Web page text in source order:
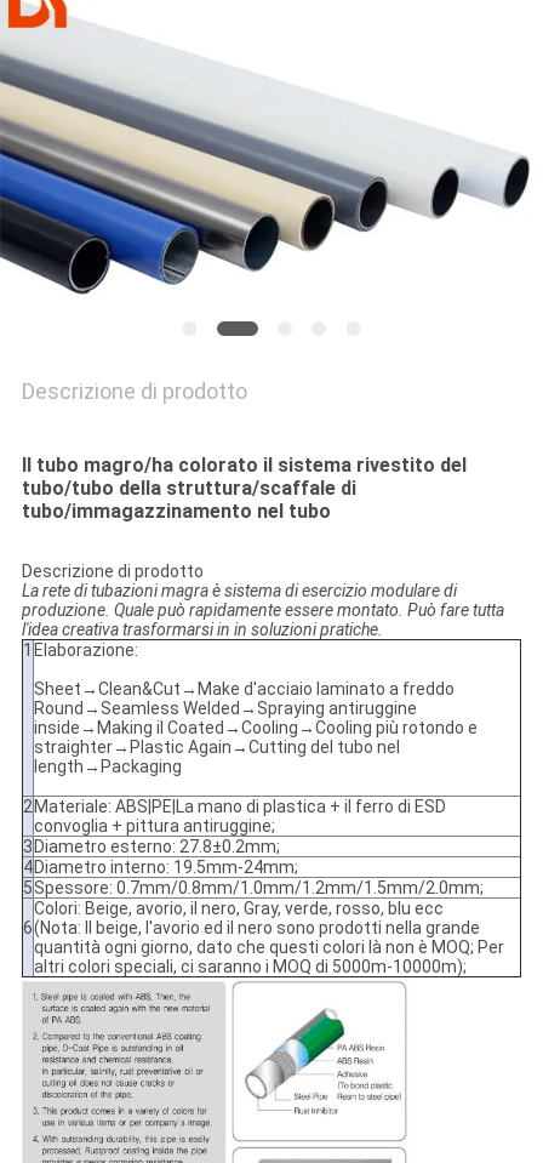
CITAZIONE
MAPPA
DEL
SITO
PRIVACY
POLICY
Descrizione di prodotto
Il tubo magro/ha colorato il sistema rivestito del
tubo/tubo della struttura/scaffale di
tubo/immagazzinamento nel tubo
Descrizione di prodotto
La rete di tubazioni magra è sistema di esercizio modulare di
produzione. Quale può rapidamente essere montato. Può fare tutta
l'idea creativa trasformarsi in in soluzioni pratiche.
1 Elaborazione:
Sheet→Clean&Cut→Make d'acciaio laminato a freddo
Round→Seamless Welded→Spraying antiruggine
inside→Making il Coated→Cooling→Cooling più rotondo e
straighter→Plastic Again→Cutting del tubo nel
length→Packaging
2Materiale: ABS|PE|La mano di plastica + il ferro di ESD
convoglia + pittura antiruggine;
3 Diametro esterno: 27.8±0.2mm;
4Diametro interno: 19.5mm-24mm;
5Spessore: 0.7mm/0.8mm/1.0mm/1.2mm/1.5mm/2.0mm;
6
Colori: Beige, avorio, il nero, Gray, verde, rosso, blu ecc
(Nota: Il beige, l'avorio ed il nero sono prodotti nella grande
quantità ogni giorno, dato che questi colori là non è MOQ; Per
altri colori speciali, ci saranno i MOQ di 5000m-10000m);